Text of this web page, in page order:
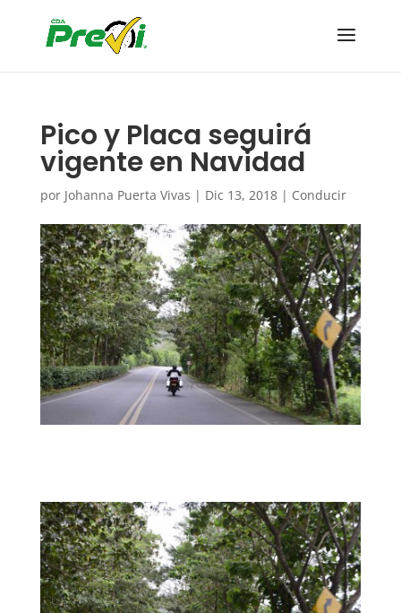
Pico y Placa seguirá
vigente en Navidad
por Johanna Puerta Vivas | Dic 13, 2018| Conducir